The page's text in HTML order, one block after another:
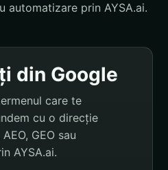
automatizare prin AYSA.ai.
din Google
care te
cu o direcție
GEO sau
AYSA.ai.